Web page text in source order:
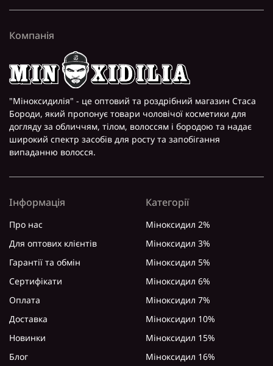
Компанія
"Міноксидилія" - це оптовий та роздрібний магазин Стаса
Бороди, який пропонує товари чоловічої косметики для
догляду за обличчям, тілом, волоссям і бородою та надає
широкий спектр засобів для росту та запобігання
випаданню волосся.
Інформація
Про нас
Для оптових клієнтів
Гарантії та обмін
Сертифікати
Оплата
Доставка
Новинки
Блог
Категорії
Міноксидил 2%
Міноксидил 3%
Міноксидил 5%
Міноксидил 6%
Міноксидил 7%
Міноксидил 10%
Міноксидил 15%
Міноксидил 16%